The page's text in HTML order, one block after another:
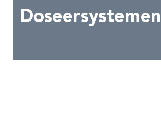
Doseersystemen